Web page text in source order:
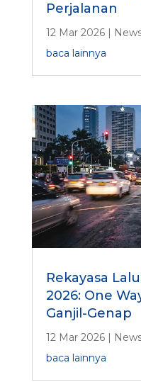
Perjalanan
12 Mar 2026|
baca lainnya
Rekayasa
2026: One
Ganjil-Genap
12 Mar 2026|
baca lainnya